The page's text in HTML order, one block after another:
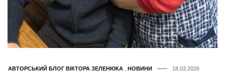
АВТОРСЬКИЙ БЛОГ ВІКТОРА ЗЕЛЕНЮКА НОВИНИ 18.03.2026